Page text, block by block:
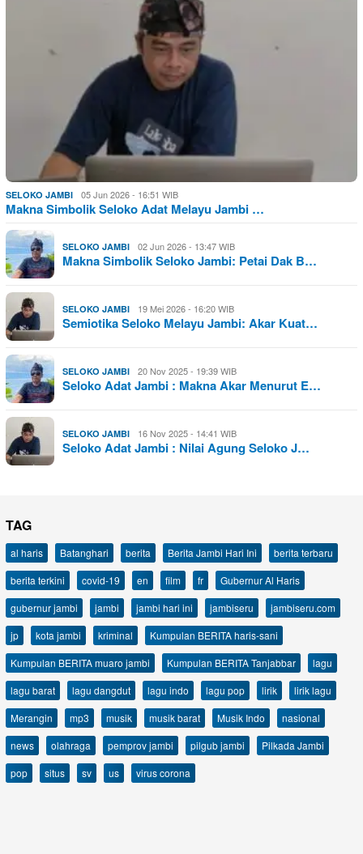
SELOKO JAMBI 05 Jun 2026 - 16:51 WIB
Makna Simbolik Seloko Adat Melayu Jambi …
SELOKO JAMBI 02 Jun 2026 - 13:47 WIB
Makna Simbolik Seloko Jambi: Petai Dak B…
SELOKO JAMBI 19 Mei 2026 - 16:20 WIB
Semiotika Seloko Melayu Jambi: Akar Kuat…
SELOKO JAMBI 20 Nov 2025 - 19:39 WIB
Seloko Adat Jambi : Makna Akar Menurut E…
SELOKO JAMBI 16 Nov 2025 - 14:41 WIB
Seloko Adat Jambi : Nilai Agung Seloko J…
TAG
al haris Batanghari berita Berita Jambi Hari Ini
berita terbaru
berita terkini
covid-19 en film fr
Gubernur Al Haris
gubernur jambi
jambi jambi hari ini jambiseru
jambiseru.com
jp
kota jambi kriminal
Kumpulan BERITA haris-sani
Kumpulan BERITA muaro jambi
Kumpulan BERITA Tanjabbar
lagu
lagu barat
lagu dangdut lagu indo lagu pop lirik
lirik lagu
Merangin
mp3 musik musik barat Musik Indo
nasional
news
olahraga pemprov jambi pilgub jambi
Pilkada Jambi
pop
situs sv us virus corona